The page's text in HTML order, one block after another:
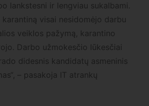
lankstesni ir lengviau sukalbami.
karantiną visai nesidomėjo darbu
veiklos pažymą, karantino
Darbo užmokesčio lūkesčiai
didesnis kandidatų asmeninis
– pasakoja IT atrankų